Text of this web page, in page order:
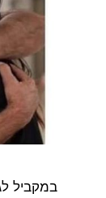
במקביל